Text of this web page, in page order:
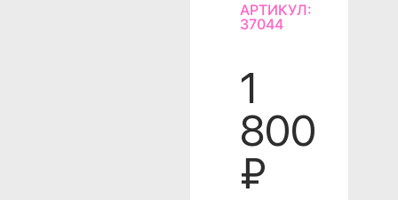
АРТИКУЛ:
37044
1
800
₽